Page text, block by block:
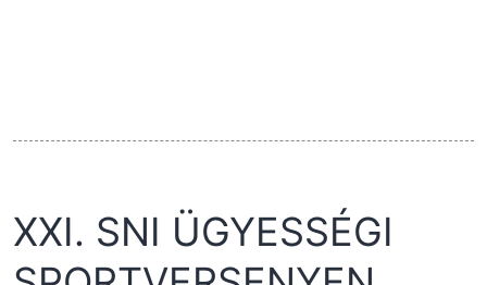
XXI. SNI ÜGYESSÉGI